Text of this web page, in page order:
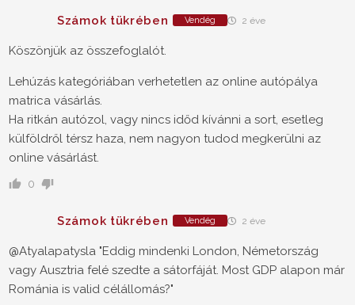
Számok tükrében Vendég 2 éve
Köszönjük az összefoglalót.
Lehúzás kategóriában verhetetlen az online autópálya
matrica vásárlás.
Ha ritkán autózol, vagy nincs időd kívánni a sort, esetleg
külföldről térsz haza, nem nagyon tudod megkerülni az
online vásárlást.
0
Számok tükrében Vendég 2 éve
@Atyalapatysla "Eddig mindenki London, Németország
vagy Ausztria felé szedte a sátorfáját. Most GDP alapon már
Románia is valid célállomás?"